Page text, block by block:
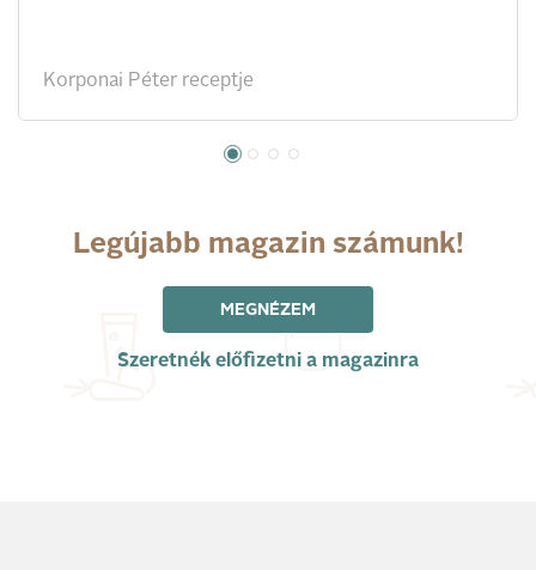
Korponai Péter receptje
Legújabb magazin számunk!
MEGNÉZEM
Szeretnék előfizetni a magazinra